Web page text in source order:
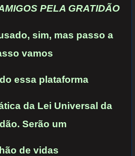
PELA GRATIDÃO
sim, mas passo a
vamos
essa plataforma
da Lei Universal da
Serão um
de vidas